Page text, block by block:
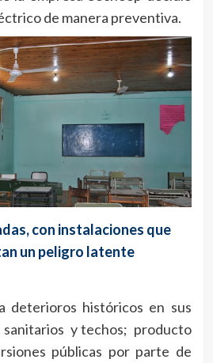
de manera preventiva.
con instalaciones que
un peligro latente
deterioros históricos en sus
sanitarios y techos; producto
públicas por parte de